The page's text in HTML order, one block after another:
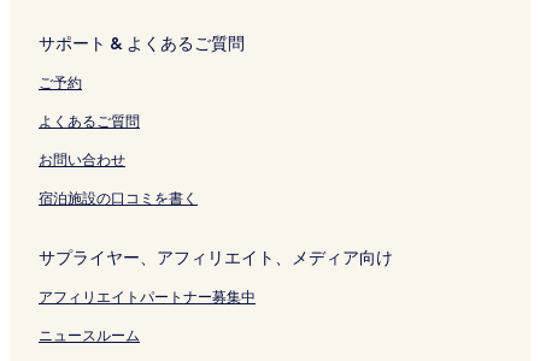
く
リ
ン
ク
ー
ジ
を
開
リ
ク
開
く
リ
ン
く
リ
ン
ク
サポート & よくあるご質問
ご予約
よくあるご質問
お問い合わせ
宿泊施設の口コミを書く
サプライヤー、アフィリエイト、メディア向け
アフィリエイトパートナー募集中
ニュースルーム